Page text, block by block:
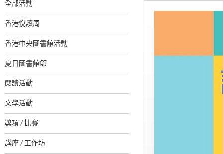
全部活動
香港悅讀周
香港中央圖書館活動
夏日圖書館節
閱讀活動
文學活動
獎項 / 比賽
講座 / 工作坊